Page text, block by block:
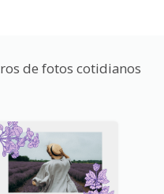
de fotos cotidianos